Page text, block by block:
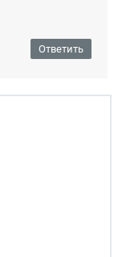
Ответить